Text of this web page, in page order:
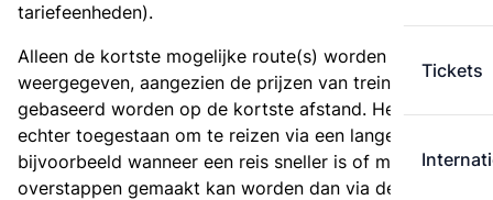
Tickets
tariefeenheden).
Alleen de kortste mogelijke route(s) worden
weergegeven, aangezien de prijzen van treintickets
gebaseerd worden op de kortste afstand. Het is
echter toegestaan om te reizen via een langere route,
bijvoorbeeld wanneer een reis sneller is of met minder
overstappen gemaakt kan worden dan via de kortste